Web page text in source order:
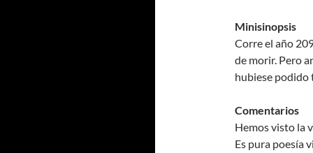
Minisinopsis
Corre el año
de morir. Pero
hubiese podido
Comentarios
Hemos visto la
Es pura poesía